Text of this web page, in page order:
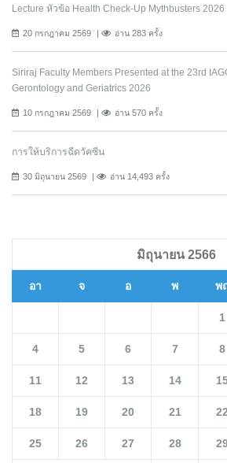
Lecture หัวข้อ Health Check-Up Mythbusters 2026
20 กรกฎาคม 2569 อ่าน 283 ครั้ง
Siriraj Faculty Members Presented at the 23rd
Gerontology and Geriatrics 2026
10 กรกฎาคม 2569 อ่าน 570 ครั้ง
การให้บริการฉีดวัคซีน
30 มิถุนายน 2569 อ่าน 14,493 ครั้ง
มิถุนายน 2566
อา จ อ พ พ
1
4 5 6 7 8
11 12 13 14
18 19 20 21 22
25 26 27 28